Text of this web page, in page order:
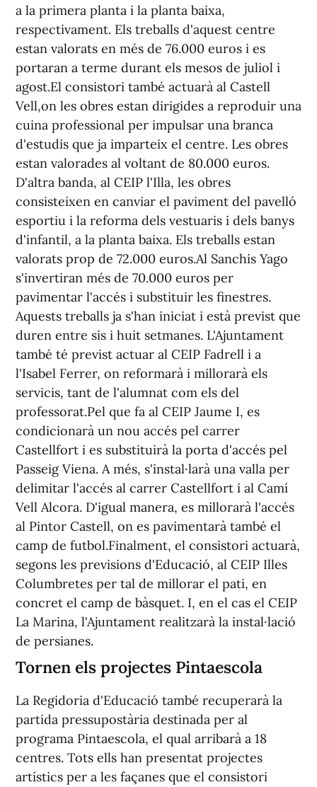
a la primera planta i la planta baixa,
respectivament. Els treballs d'aquest centre
estan valorats en més de 76.000 euros i es
portaran a terme durant els mesos de juliol i
agost.El consistori també actuarà al Castell
Vell,on les obres estan dirigides a reproduir una
cuina professional per impulsar una branca
d'estudis que ja imparteix el centre. Les obres
estan valorades al voltant de 80.000 euros.
D'altra banda, al CEIP l'Illa, les obres
consisteixen en canviar el paviment del pavelló
esportiu i la reforma dels vestuaris i dels banys
d'infantil, a la planta baixa. Els treballs estan
valorats prop de 72.000 euros.Al Sanchis Yago
s'invertiran més de 70.000 euros per
pavimentar l'accés i substituir les finestres.
Aquests treballs ja s'han iniciat i està previst que
duren entre sis i huit setmanes. L'Ajuntament
també té previst actuar al CEIP Fadrell i a
l'Isabel Ferrer, on reformarà i millorarà els
servicis, tant de l'alumnat com els del
professorat.Pel que fa al CEIP Jaume I, es
condicionarà un nou accés pel carrer
Castellfort i es substituirà la porta d'accés pel
Passeig Viena. A més, s'instal·larà una valla per
delimitar l'accés al carrer Castellfort i al Camí
Vell Alcora. D'igual manera, es millorarà l'accés
al Pintor Castell, on es pavimentarà també el
camp de futbol.Finalment, el consistori actuarà,
segons les previsions d'Educació, al CEIP Illes
Columbretes per tal de millorar el pati, en
concret el camp de bàsquet. I, en el cas el CEIP
La Marina, l'Ajuntament realitzarà la instal·lació
de persianes.
Tornen els projectes Pintaescola
La Regidoria d'Educació també recuperarà la
partida pressupostària destinada per al
programa Pintaescola, el qual arribarà a 18
centres. Tots ells han presentat projectes
artístics per a les façanes que el consistori